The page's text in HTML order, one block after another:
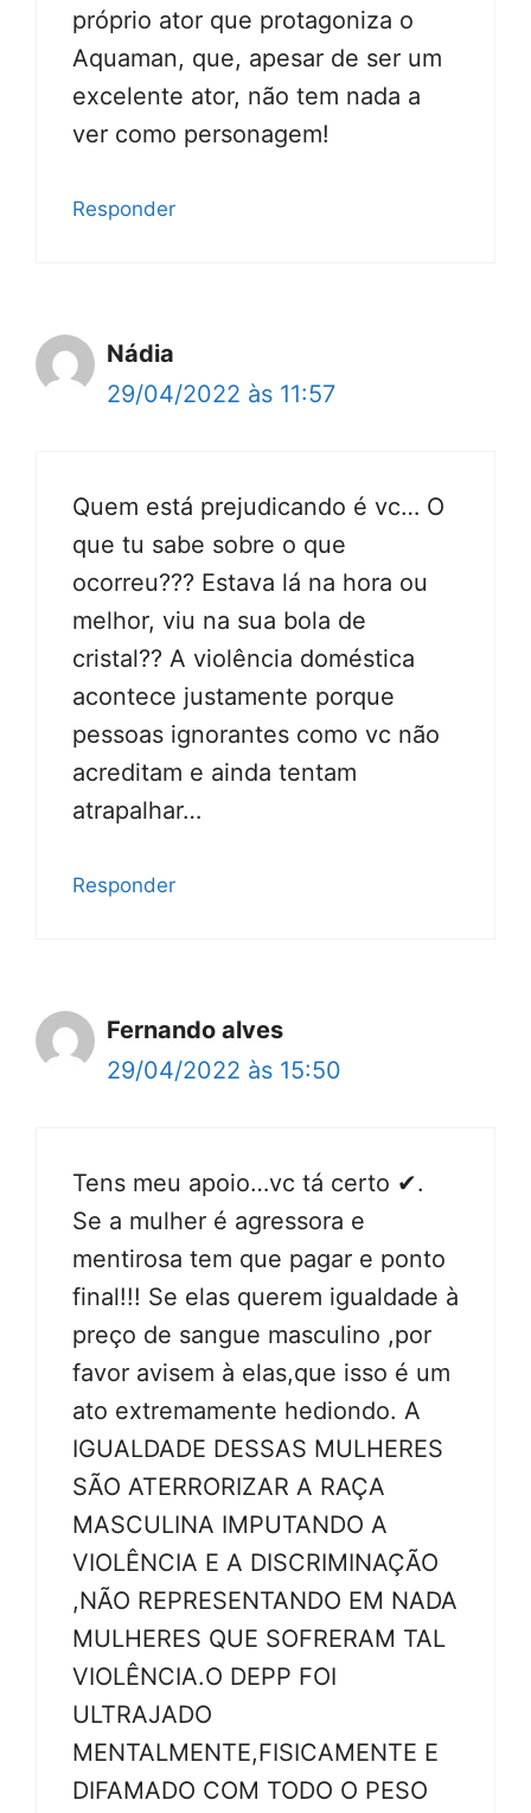
próprio ator que protagoniza o
Aquaman, que, apesar de ser um
excelente ator, não tem nada a
ver como personagem!
Responder
Nádia
29/04/2022 às 11:57
Quem está prejudicando é vc… O
que tu sabe sobre o que
ocorreu??? Estava lá na hora ou
melhor, viu na sua bola de
cristal?? A violência doméstica
acontece justamente porque
pessoas ignorantes como vc não
acreditam e ainda tentam
atrapalhar…
Responder
Fernando alves
29/04/2022 às 15:50
Tens meu apoio…vc tá certo ✔.
Se a mulher é agressora e
mentirosa tem que pagar e ponto
final!!! Se elas querem igualdade à
preço de sangue masculino ,por
favor avisem à elas,que isso é um
ato extremamente hediondo. A
IGUALDADE DESSAS MULHERES
SÃO ATERRORIZAR A RAÇA
MASCULINA IMPUTANDO A
VIOLÊNCIA E A DISCRIMINAÇÃO
,NÃO REPRESENTANDO EM NADA
MULHERES QUE SOFRERAM TAL
VIOLÊNCIA.O DEPP FOI
ULTRAJADO
MENTALMENTE,FISICAMENTE E
DIFAMADO COM TODO O PESO